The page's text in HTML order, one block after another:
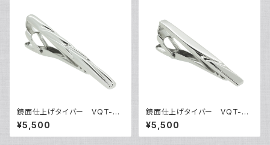
鏡面仕上げタイバー VQT-03
05
¥5,500
鏡面仕上げタイバー VQT-03
07
¥5,500